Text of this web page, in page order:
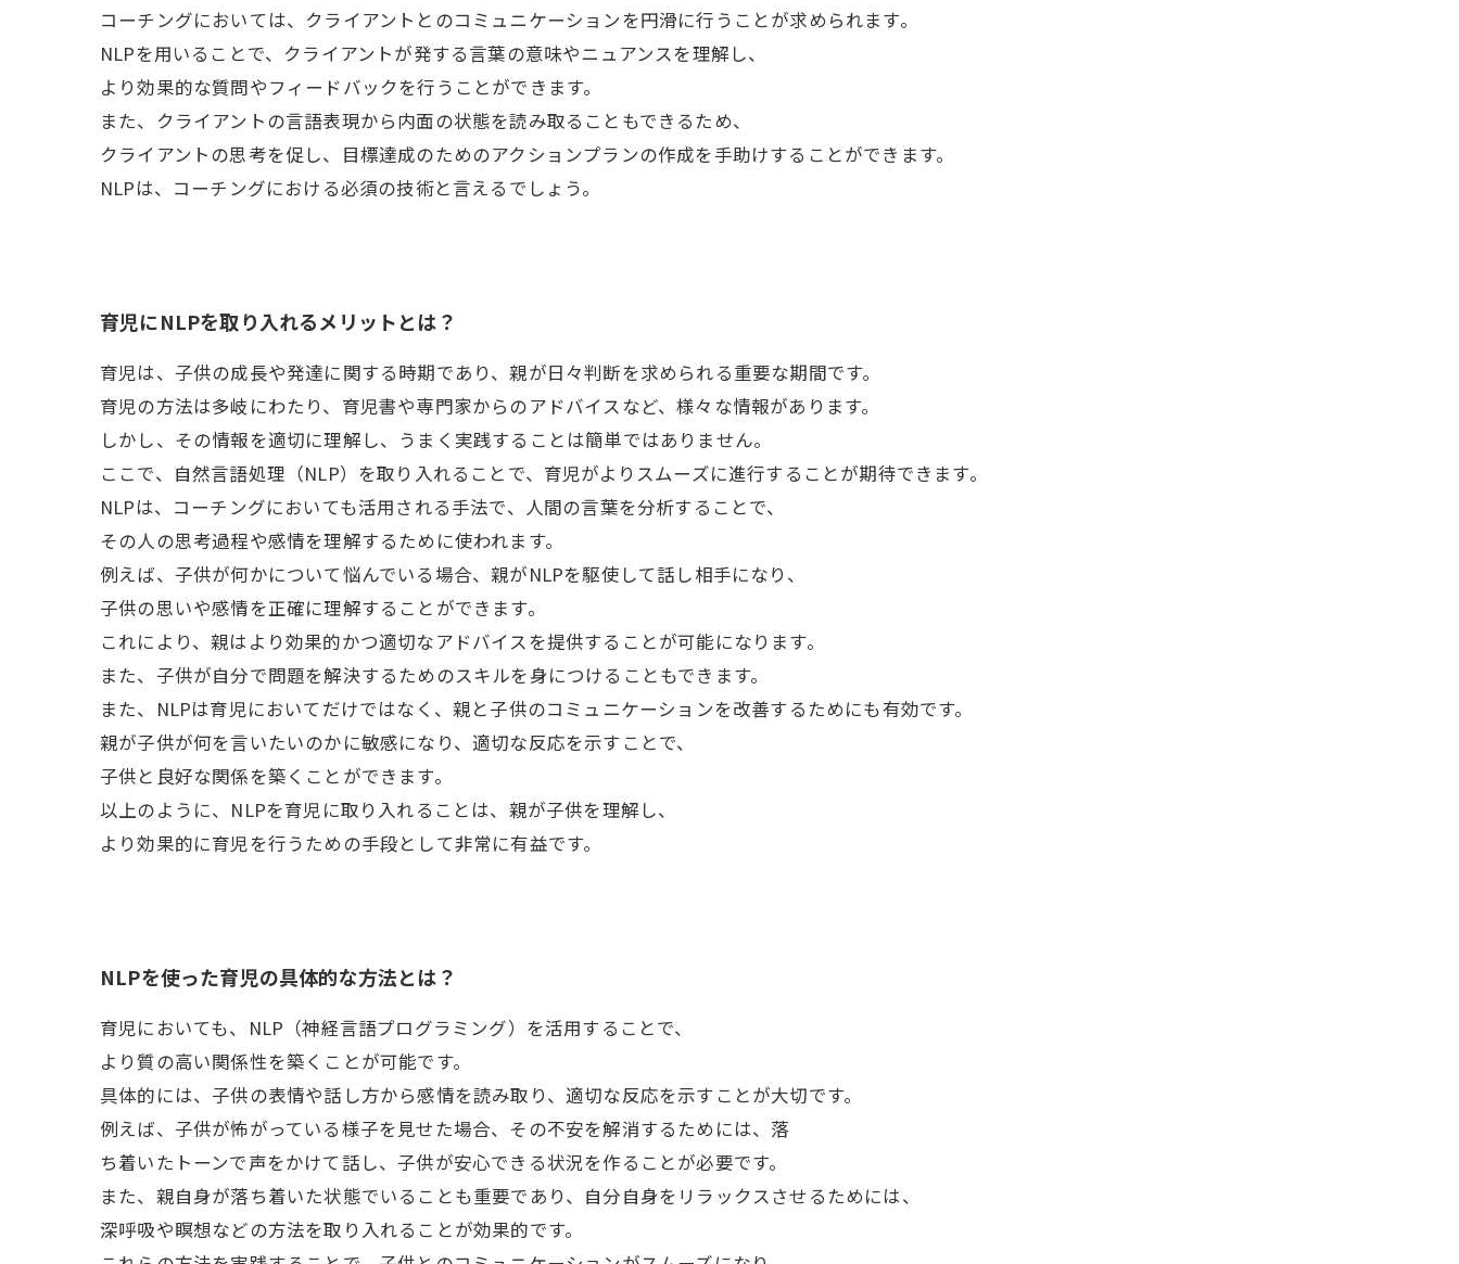
コーチングにおいては、クライアントとのコミュニケーションを円滑に行うことが求められます。
NLPを用いることで、クライアントが発する言葉の意味やニュアンスを理解し、
より効果的な質問やフィードバックを行うことができます。
また、クライアントの言語表現から内面の状態を読み取ることもできるため、
クライアントの思考を促し、目標達成のためのアクションプランの作成を手助けすることができます。
NLPは、コーチングにおける必須の技術と言えるでしょう。
育児にNLPを取り入れるメリットとは？
育児は、子供の成長や発達に関する時期であり、親が日々判断を求められる重要な期間です。
育児の方法は多岐にわたり、育児書や専門家からのアドバイスなど、様々な情報があります。
しかし、その情報を適切に理解し、うまく実践することは簡単ではありません。
ここで、自然言語処理（NLP）を取り入れることで、育児がよりスムーズに進行することが期待できます。
NLPは、コーチングにおいても活用される手法で、人間の言葉を分析することで、
その人の思考過程や感情を理解するために使われます。
例えば、子供が何かについて悩んでいる場合、親がNLPを駆使して話し相手になり、
子供の思いや感情を正確に理解することができます。
これにより、親はより効果的かつ適切なアドバイスを提供することが可能になります。
また、子供が自分で問題を解決するためのスキルを身につけることもできます。
また、NLPは育児においてだけではなく、親と子供のコミュニケーションを改善するためにも有効です。
親が子供が何を言いたいのかに敏感になり、適切な反応を示すことで、
子供と良好な関係を築くことができます。
以上のように、NLPを育児に取り入れることは、親が子供を理解し、
より効果的に育児を行うための手段として非常に有益です。
NLPを使った育児の具体的な方法とは？
育児においても、NLP（神経言語プログラミング）を活用することで、
より質の高い関係性を築くことが可能です。
具体的には、子供の表情や話し方から感情を読み取り、適切な反応を示すことが大切です。
例えば、子供が怖がっている様子を見せた場合、その不安を解消するためには、落
ち着いたトーンで声をかけて話し、子供が安心できる状況を作ることが必要です。
また、親自身が落ち着いた状態でいることも重要であり、自分自身をリラックスさせるためには、
深呼吸や瞑想などの方法を取り入れることが効果的です。